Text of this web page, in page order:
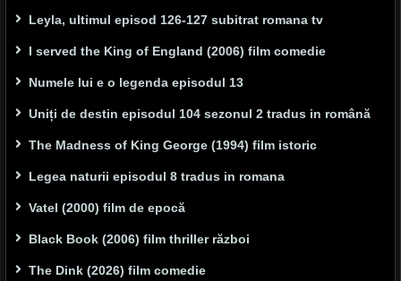
Leyla, ultimul episod 126-127 subitrat romana tv
I served the King of England (2006) film comedie
Numele lui e o legenda episodul 13
Uniți de destin episodul 104 sezonul 2 tradus in română
The Madness of King George (1994) film istoric
Legea naturii episodul 8 tradus in romana
Vatel (2000) film de epocă
Black Book (2006) film thriller război
The Dink (2026) film comedie